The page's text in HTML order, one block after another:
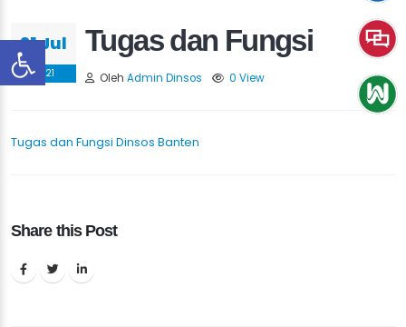
31 Jul
2021
Tugas dan Fungsi
Oleh Admin Dinsos 0 View
Tugas dan Fungsi Dinsos Banten
Share this Post